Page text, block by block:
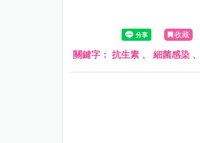
收藏
關鍵字： 抗生素 、 細菌感染 、